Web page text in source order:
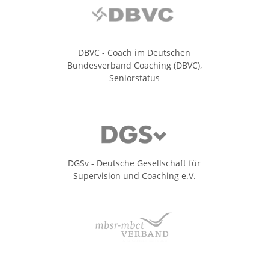
DBVC - Coach im Deutschen
Bundesverband Coaching (DBVC),
Seniorstatus
DGSv - Deutsche Gesellschaft für
Supervision und Coaching e.V.